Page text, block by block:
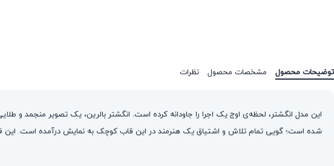
توضیحات محصول مشخصات محصول نظرات
شده است؛ گویی تمام تلاش و اشتیاق یک هنرمند در این قاب کوچک به نمایش درآمده است. این